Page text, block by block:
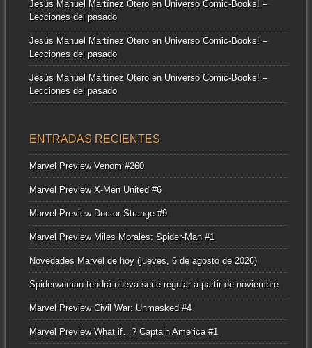
Jesús Manuel Martínez Oteroen Universo Comic-Books! –
Lecciones del pasado
Jesús Manuel Martínez Oteroen Universo Comic-Books! –
Lecciones del pasado
Jesús Manuel Martínez Oteroen Universo Comic-Books! –
Lecciones del pasado
ENTRADAS RECIENTES
Marvel Preview Venom #260
Marvel Preview X-Men United #6
Marvel Preview Doctor Strange #9
Marvel Preview Miles Morales: Spider-Man #1
Novedades Marvel de hoy (jueves, 6 de agosto de 2026)
Spiderwoman tendrá nueva serie regular a partir de noviembre
Marvel Preview Civil War: Unmasked #4
Marvel Preview What if…? Captain America #1